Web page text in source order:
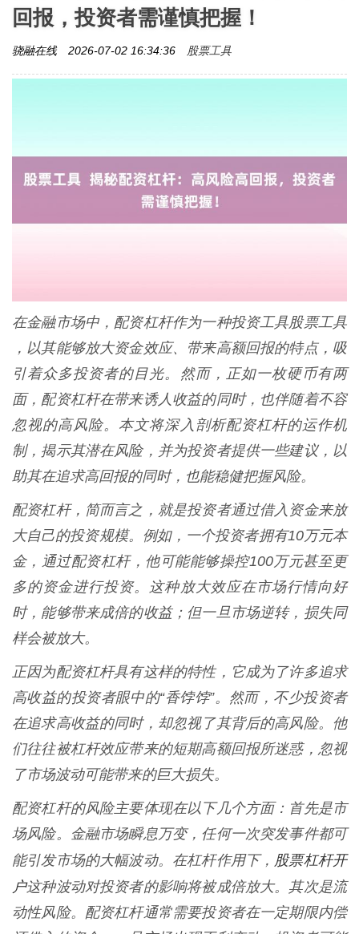
回报，投资者需谨慎把握！
骁融在线 2026-07-02 16:34:36 股票工具
在金融市场中，配资杠杆作为一种投资工具股票工具
，以其能够放大资金效应、带来高额回报的特点，吸
引着众多投资者的目光。然而，正如一枚硬币有两
面，配资杠杆在带来诱人收益的同时，也伴随着不容
忽视的高风险。本文将深入剖析配资杠杆的运作机
制，揭示其潜在风险，并为投资者提供一些建议，以
助其在追求高回报的同时，也能稳健把握风险。
配资杠杆，简而言之，就是投资者通过借入资金来放
大自己的投资规模。例如，一个投资者拥有10万元本
金，通过配资杠杆，他可能能够操控100万元甚至更
多的资金进行投资。这种放大效应在市场行情向好
时，能够带来成倍的收益；但一旦市场逆转，损失同
样会被放大。
正因为配资杠杆具有这样的特性，它成为了许多追求
高收益的投资者眼中的“香饽饽”。然而，不少投资者
在追求高收益的同时，却忽视了其背后的高风险。他
们往往被杠杆效应带来的短期高额回报所迷惑，忽视
了市场波动可能带来的巨大损失。
配资杠杆的风险主要体现在以下几个方面：首先是市
场风险。金融市场瞬息万变，任何一次突发事件都可
能引发市场的大幅波动。在杠杆作用下， 股票杠杆开
户这种波动对投资者的影响将被成倍放大。其次是流
动性风险。配资杠杆通常需要投资者在一定期限内偿